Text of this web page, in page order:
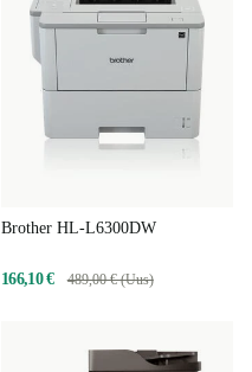
Brother HL-L6300DW
166,10 € 489,00 € (Uus)